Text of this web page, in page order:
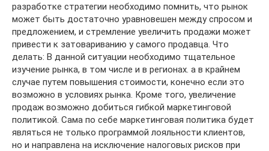
разработке стратегии необходимо помнить, что рынок
может быть достаточно уравновешен между спросом и
предложением, и стремление увеличить продажи может
привести к затовариванию у самого продавца. Что
делать: В данной ситуации необходимо тщательное
изучение рынка, в том числе и в регионах. а в крайнем
случае путем повышения стоимости, конечно если это
возможно в условиях рынка. Кроме того, увеличение
продаж возможно добиться гибкой маркетинговой
политикой. Сама по себе маркетинговая политика будет
являться не только программой лояльности клиентов,
но и направлена на исключение налоговых рисков при